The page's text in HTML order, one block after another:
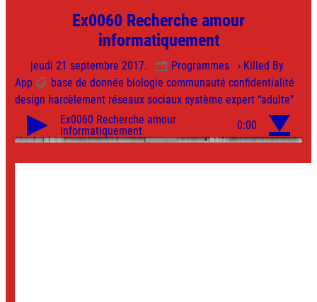
Ex0060 Recherche amour
informatiquement
jeudi 21 septembre 2017. Programmes
› Killed By
App
base de donnée biologie communauté confidentialité
design harcèlement réseaux sociaux système expert “adulte”